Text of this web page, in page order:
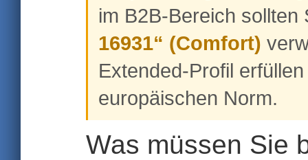
im B2B-Bereich
16931“ (Comfort)
Extended-Profil
europäischen Norm.
Was müssen Sie